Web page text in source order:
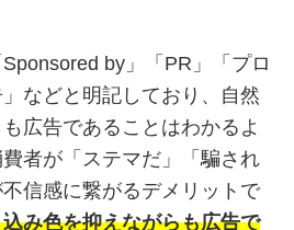
by」「PR」「プロ
などと明記しており、自然
広告であることはわかるよ
者が「ステマだ」「騙され
信感に繋がるデメリットで
み色を抑えながらも広告で